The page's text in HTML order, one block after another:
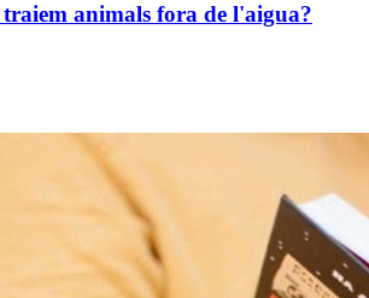
traiem animals fora de l'aigua?